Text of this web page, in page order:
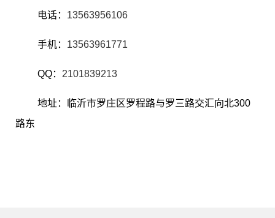
电话： 13563956106
手机： 13563961771
QQ： 2101839213
地址：临沂市罗庄区罗程路与罗三路交汇向北300
路东